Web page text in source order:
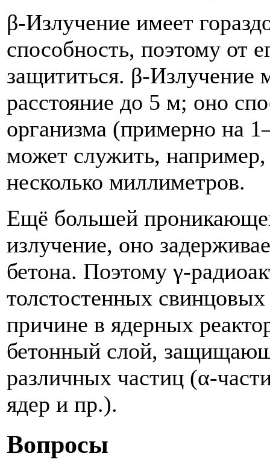
β-Излучение имеет
способность, поэтому от
защититься. β-Излучение
расстояние до 5 м; оно
организма (примерно на
может служить,
несколько миллиметров.
Ещё большей
излучение, оно
бетона. Поэтому γ-
толстостенных
причине в ядерных
бетонный слой,
различных частиц (α-
ядер и пр.).
Вопросы